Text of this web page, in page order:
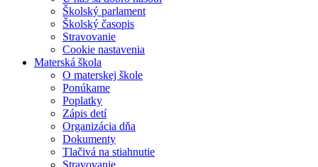
Školský parlament
Školský časopis
Stravovanie
Cookie nastavenia
Materská škola
O materskej škole
Ponúkame
Poplatky
Zápis detí
Organizácia dňa
Dokumenty
Tlačivá na stiahnutie
Stravovanie